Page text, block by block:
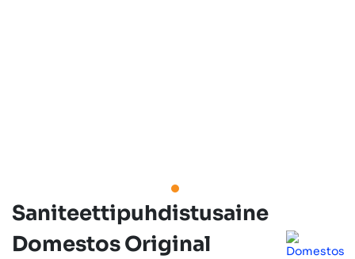
Saniteettipuhdistusaine
Domestos Original